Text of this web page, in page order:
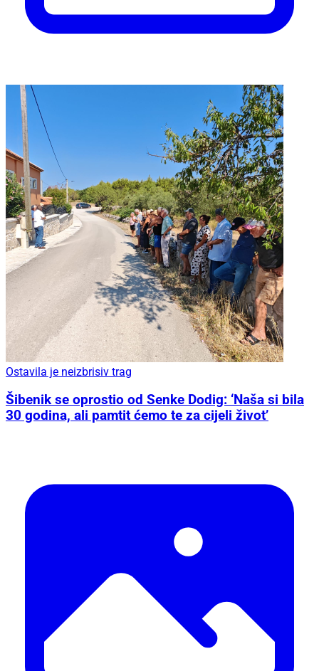
Ostavila je neizbrisiv trag
Šibenik se oprostio od Senke Dodig: ‘Naša si bila
30 godina, ali pamtit ćemo te za cijeli život’